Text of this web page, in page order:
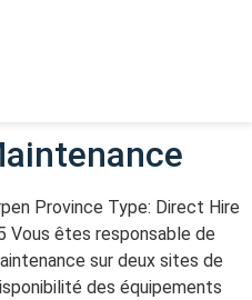
NL:
Province Type: Direct Hire
Vous êtes responsable de
sur deux sites de
des équipements